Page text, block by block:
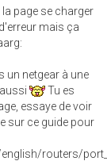
page se charger
mais ça
un netgear à une
Tu es
essaye de voir
sur ce guide pour
routers/